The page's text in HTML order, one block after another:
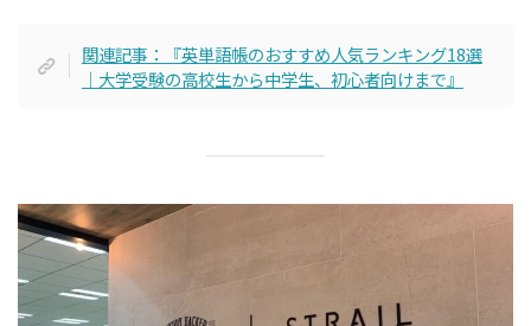
関連記事：『英単語帳のおすすめ人気ランキング18選
｜大学受験の高校生から中学生、初心者向けまで』